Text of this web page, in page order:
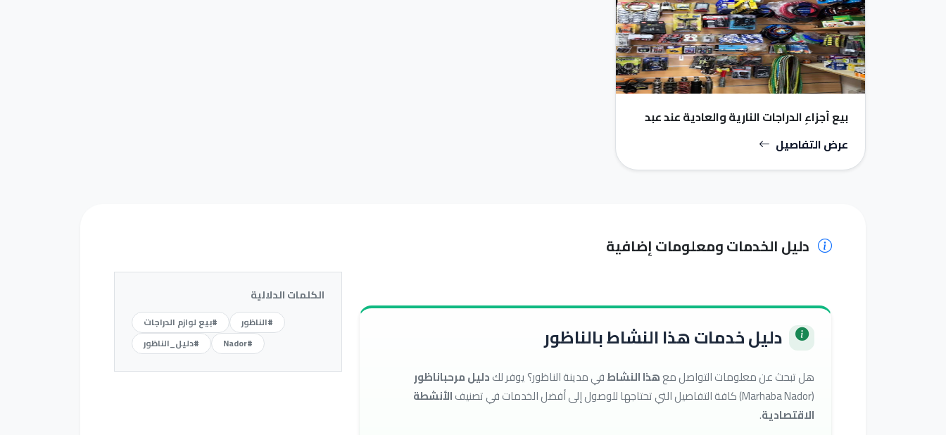
بيع أجزاء الدراجات النارية والعادية عند عبد
الوهاب أزغنغان motor cycle Segangan
عرض التفاصيل
دليل الخدمات ومعلومات إضافية
دليل خدمات هذا النشاط بالناظور
هل تبحث عن معلومات التواصل معهذا النشاطفي مدينة الناظور؟ يوفر لكدليل مرحباناظور
(Marhaba Nador) كافة التفاصيل التي تحتاجها للوصول إلى أفضل الخدمات في تصنيف
الأنشطة
الاقتصادية.
الكلمات الدلالية
#الناظور
#بيع لوازم الدراجات
#Nador
#دليل_الناظور